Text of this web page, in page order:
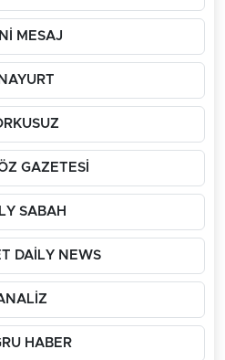
MESAJ
GAZETESİ
SABAH
DAİLY NEWS
HABER